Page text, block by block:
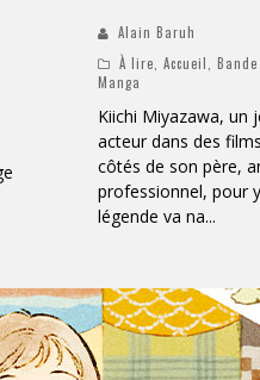
Alain Baruh
À lire Accueil
Manga
Kiichi Miyazawa, un
acteur dans des
côtés de son père,
professionnel, pour y
légende va na...